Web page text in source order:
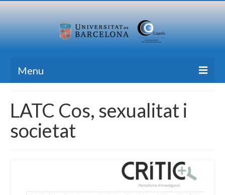
Menu
Recerca
Formació
LATC Cos, sexualitat i
societat